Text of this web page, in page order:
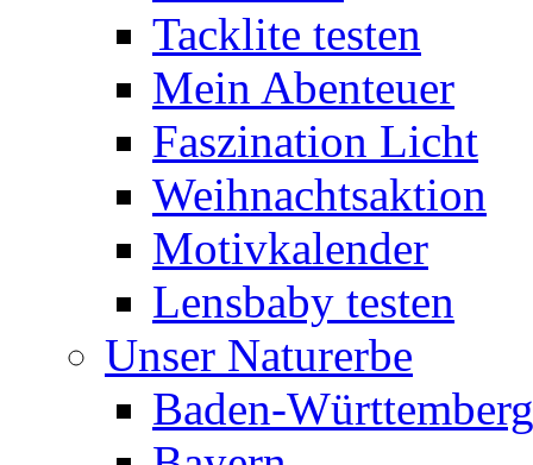
Tacklite testen
Mein Abenteuer
Faszination Licht
Weihnachtsaktion
Motivkalender
Lensbaby testen
Unser Naturerbe
Baden-Württemberg